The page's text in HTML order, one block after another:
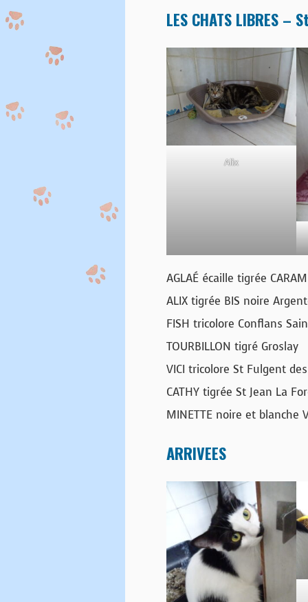
LES CHATS LIBRES
Alix
AGLAÉ écaille tigrée
ALIX tigrée BIS noire
FISH tricolore Conflans
TOURBILLON tigré Groslay
VICI tricolore St Fulgent
CATHY tigrée St Jean La
MINETTE noire et blanche
ARRIVEES